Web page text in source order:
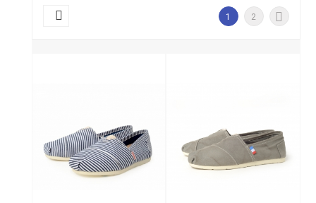
 1 2 